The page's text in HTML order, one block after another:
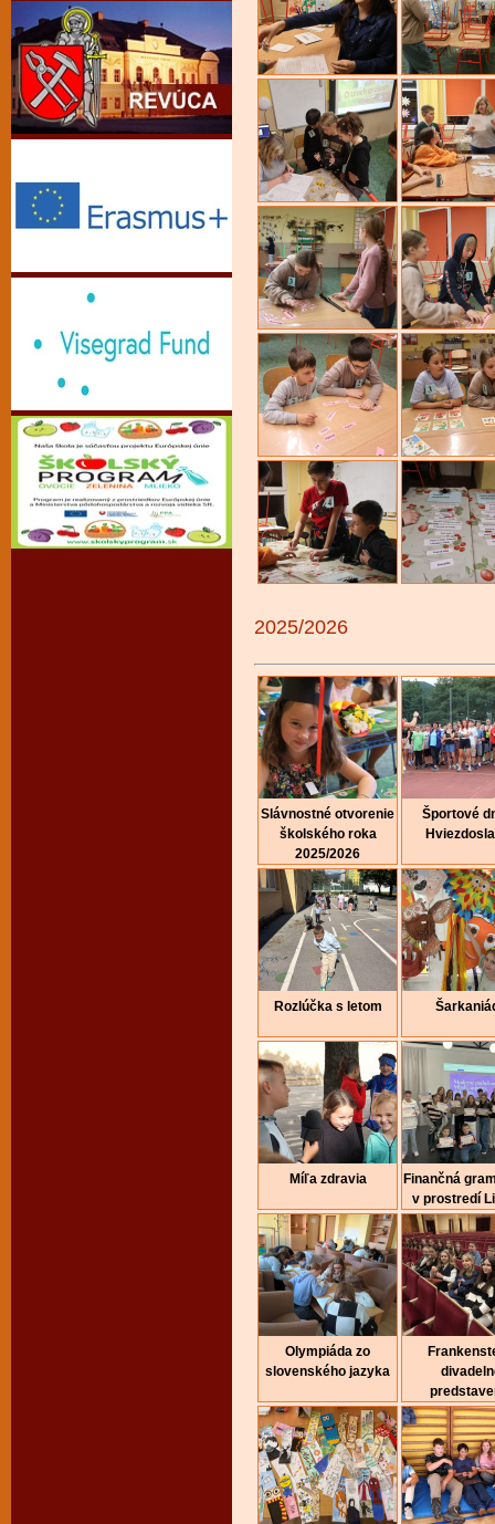
2025/2026
Slávnostné otvorenie
školského roka
2025/2026
Športové
Rozlúčka s letom
Míľa zdravia
Finančná
v prostredí
Olympiáda zo
slovenského jazyka